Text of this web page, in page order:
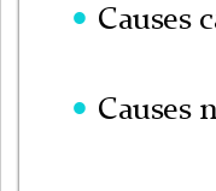
 Causes
 Causes